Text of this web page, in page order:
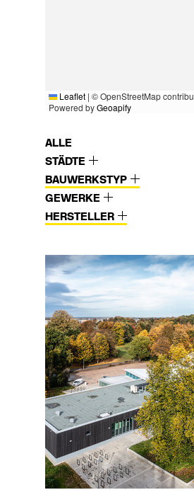
Leaflet | © OpenStreetMap
Powered byGeoapify
ALLE
STÄDTE
BAUWERKSTYP
GEWERKE
HERSTELLER